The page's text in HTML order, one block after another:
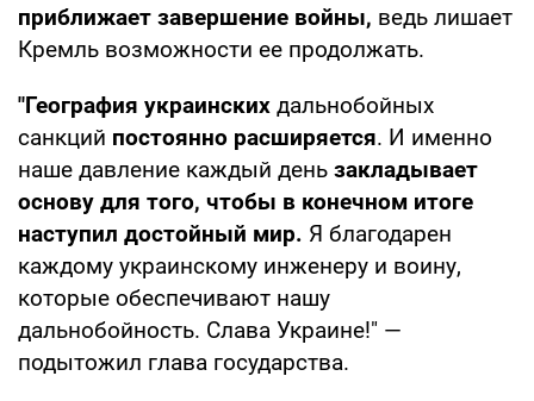
приближает завершение войны, ведь лишает
Кремль возможности ее продолжать.
"География украинских дальнобойных
санкций постоянно расширяется. И именно
наше давление каждый день закладывает
основу для того, чтобы в конечном итоге
наступил достойный мир. Я благодарен
каждому украинскому инженеру и воину,
которые обеспечивают нашу
дальнобойность. Слава Украине!" —
подытожил глава государства.